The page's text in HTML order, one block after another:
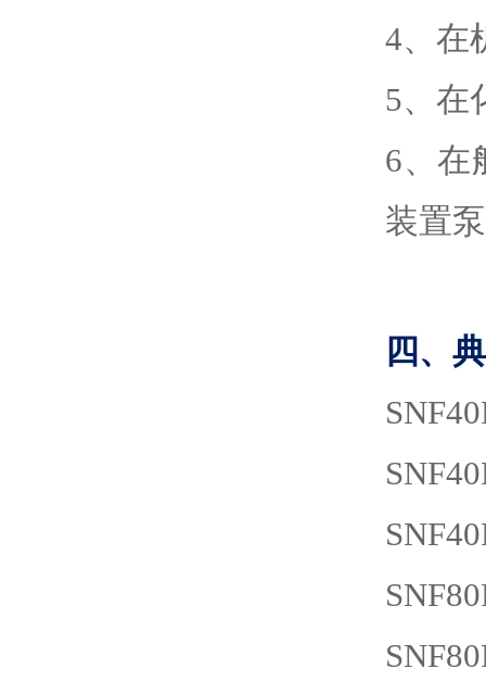
4、 在
5、 在
6、在
装置
四、
SNF40
SNF40
SNF40
SNF80
SNF80